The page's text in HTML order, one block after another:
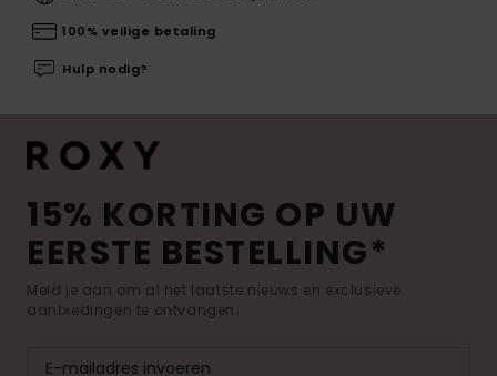
100% veilige betaling
Hulp nodig?
15% KORTING OP UW
EERSTE BESTELLING*
Meld je aan om al het laatste nieuws en exclusieve
aanbiedingen te ontvangen.